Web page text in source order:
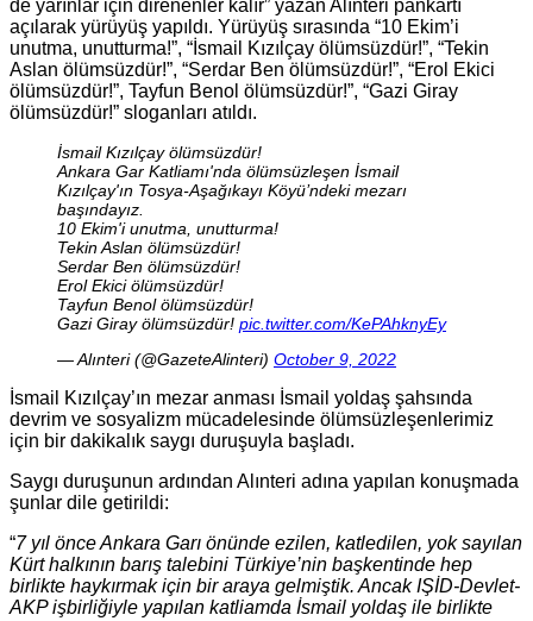
de yarınlar için direnenler kalır” yazan Alınteri pankartı
açılarak yürüyüş yapıldı. Yürüyüş sırasında “10 Ekim’i
unutma, unutturma!”, “İsmail Kızılçay ölümsüzdür!”, “Tekin
Aslan ölümsüzdür!”, “Serdar Ben ölümsüzdür!”, “Erol Ekici
ölümsüzdür!”, Tayfun Benol ölümsüzdür!”, “Gazi Giray
ölümsüzdür!” sloganları atıldı.
İsmail Kızılçay ölümsüzdür!
Ankara Gar Katliamı'nda ölümsüzleşen İsmail
Kızılçay'ın Tosya-Aşağıkayı Köyü’ndeki mezarı
başındayız.
10 Ekim'i unutma, unutturma!
Tekin Aslan ölümsüzdür!
Serdar Ben ölümsüzdür!
Erol Ekici ölümsüzdür!
Tayfun Benol ölümsüzdür!
Gazi Giray ölümsüzdür! pic.twitter.com/KePAhknyEy
— Alınteri (@GazeteAlinteri) October 9, 2022
İsmail Kızılçay’ın mezar anması İsmail yoldaş şahsında
devrim ve sosyalizm mücadelesinde ölümsüzleşenlerimiz
için bir dakikalık saygı duruşuyla başladı.
Saygı duruşunun ardından Alınteri adına yapılan konuşmada
şunlar dile getirildi:
“7 yıl önce Ankara Garı önünde ezilen, katledilen, yok sayılan
Kürt halkının barış talebini Türkiye’nin başkentinde hep
birlikte haykırmak için bir araya gelmiştik. Ancak IŞİD-Devlet-
AKP işbirliğiyle yapılan katliamda İsmail yoldaş ile birlikte